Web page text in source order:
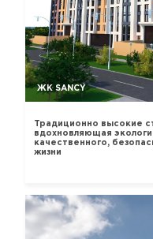
ЖК SANCY
Традиционно высокие
вдохновляющая
качественного,
жизни